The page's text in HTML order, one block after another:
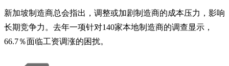
新加坡制造商总会指出，调整或加剧制造商的成本压力，影响
长期竞争力。去年一项针对140家本地制造商的调查显示，
66.7％面临工资调涨的困扰。